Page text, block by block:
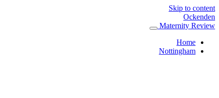
Skip to content
Ockenden
Maternity Review
Home
Nottingham